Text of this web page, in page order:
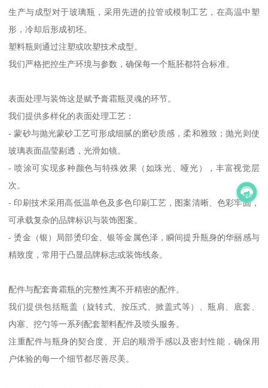
生产与成型对于玻璃瓶，采用先进的拉管或模制工艺，在高温中塑
形，冷却后形成初坯。
塑料瓶则通过注塑或吹塑技术成型。
我们严格把控生产环境与参数，确保每一个瓶胚都符合标准。
表面处理与装饰这是赋予膏霜瓶灵魂的环节。
我们提供多样化的表面处理工艺：
- 蒙砂与抛光蒙砂工艺可形成细腻的磨砂质感，柔和雅致；抛光则使
玻璃表面晶莹剔透，光滑如镜。
- 喷涂可实现多种颜色与特殊效果（如珠光、哑光），丰富视觉层
次。
- 印刷技术采用高低温单色及多色印刷工艺，图案清晰、色彩牢固，
可承载复杂的品牌标识与装饰图案。
- 烫金（银）局部烫印金、银等金属色泽，瞬间提升瓶身的华丽感与
精致度，常用于凸显品牌标志或装饰线条。
配件与配套膏霜瓶的完整性离不开精密的配件。
我们提供包括瓶盖（旋转式、按压式、掀盖式等）、瓶肩、底套、
内塞、挖勺等一系列配套塑料配件及喷头服务。
注重配件与瓶身的契合度、开启的顺滑手感以及密封性能，确保用
户体验的每一个细节都尽善尽美。